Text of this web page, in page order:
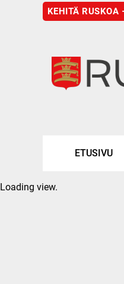
KEHITÄ RUSKOA
ETUSIVU
Loading view.